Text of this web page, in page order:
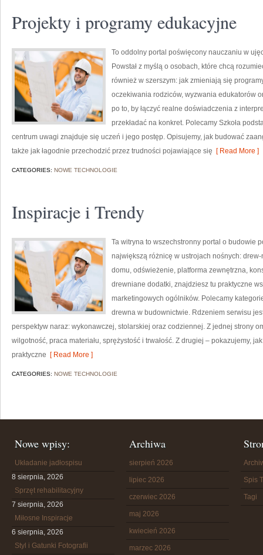
Projekty i programy edukacyjne
To oddolny portal poświęcony nauczaniu w
Powstał z myślą o osobach, które chcą
również w szerszym: jak zmieniają się
oczekiwania rodziców, wyzwania edukatorów
po to, by łączyć realne doświadczenia z
przekładać na konkret. Polecamy Szkoła
centrum uwagi znajduje się uczeń i jego postęp. Opisujemy, jak budować
także jak łagodnie przechodzić przez trudności pojawiające się [ Read More ]
CATEGORIES: NOWE TECHNOLOGIE
Inspiracje i Trendy
Ta witryna to wszechstronny portal o budowie
największą różnicę w ustrojach nośnych:
domu, odświeżenie, platforma zewnętrzna,
drewniane dodatki, znajdziesz tu praktyczne
marketingowych ogólników. Polecamy
drewna w budownictwie. Rdzeniem serwisu
perspektyw naraz: wykonawczej, stolarskiej oraz codziennej. Z jednej strony
wilgotność, praca materiału, sprężystość i trwałość. Z drugiej – pokazujemy,
praktyczne [ Read More ]
CATEGORIES: NOWE TECHNOLOGIE
Nowe wpisy:
Układanie jadłospisu
8 sierpnia, 2026
Sprzęt rehabilitacyjny
7 sierpnia, 2026
Miłosne Inspiracje
6 sierpnia, 2026
Styl i Gatunki Fotografii
Archiwa
sierpień 2026
lipiec 2026
czerwiec 2026
maj 2026
kwiecień 2026
marzec 2026
Spis
Tagi